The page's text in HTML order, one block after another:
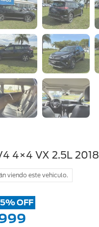
4×4 VX 2.5L 2018
viendo este vehiculo.
OFF